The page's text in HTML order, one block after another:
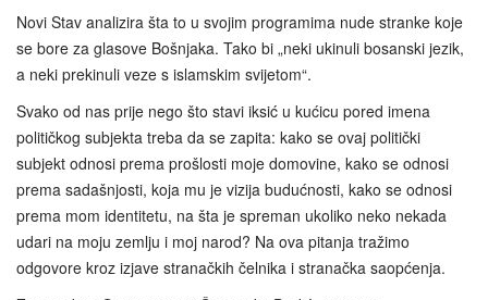
Novi Stav analizira šta to u svojim programima nude stranke koje
se bore za glasove Bošnjaka. Tako bi „neki ukinuli bosanski jezik,
a neki prekinuli veze s islamskim svijetom“.
Svako od nas prije nego što stavi iksić u kućicu pored imena
političkog subjekta treba da se zapita: kako se ovaj politički
subjekt odnosi prema prošlosti moje domovine, kako se odnosi
prema sadašnjosti, koja mu je vizija budućnosti, kako se odnosi
prema mom identitetu, na šta je spreman ukoliko neko nekada
udari na moju zemlju i moj narod? Na ova pitanja tražimo
odgovore kroz izjave stranačkih čelnika i stranačka saopćenja.